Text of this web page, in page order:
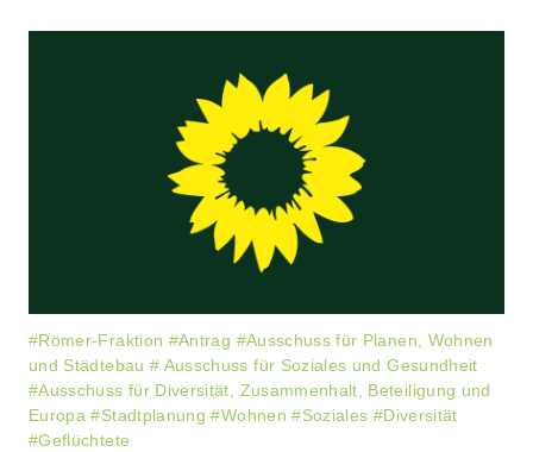
#Römer-Fraktion #Antrag #Ausschuss für Planen, Wohnen
und Städtebau # Ausschuss für Soziales und Gesundheit
#Ausschuss für Diversität, Zusammenhalt, Beteiligung und
Europa #Stadtplanung #Wohnen #Soziales #Diversität
#Geflüchtete